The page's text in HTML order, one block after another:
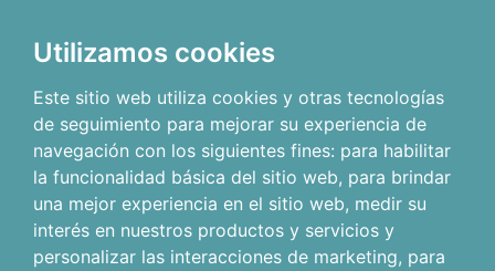
Utilizamos cookies
Este sitio web utiliza cookies y otras tecnologías
de seguimiento para mejorar su experiencia de
navegación con los siguientes fines: para habilitar
la funcionalidad básica del sitio web, para brindar
una mejor experiencia en el sitio web, medir su
interés en nuestros productos y servicios y
personalizar las interacciones de marketing, para